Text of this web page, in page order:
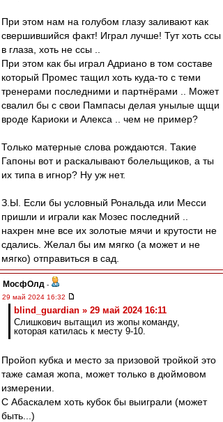
При этом нам на голубом глазу заливают как
свершившийся факт! Играл лучше! Тут хоть ссы
в глаза, хоть не ссы ..
При этом как бы играл Адриано в том составе
который Промес тащил хоть куда-то с теми
тренерами последними и партнёрами .. Может
свалил бы с свои Пампасы делая унылые щщи
вроде Кариоки и Алекса .. чем не пример?
Только матерные слова рождаются. Такие
Гапоны вот и раскалывают болельщиков, а ты
их типа в игнор? Ну уж нет.
З.Ы. Если бы условный Рональда или Месси
пришли и играли как Мозес последний ..
нахрен мне все их золотые мячи и крутости не
сдались. Желал бы им мягко (а может и не
мягко) отправиться в сад.
МосфОлд -
29 май 2024 16:32
blind_guardian » 29 май 2024 16:11
Слишкович вытащил из жопы команду,
которая катилась к месту 9-10.
Пройоп кубка и место за призовой тройкой это
таже самая жопа, может только в дюймовом
измерении.
С Абаскалем хоть кубок бы выиграли (может
быть...)